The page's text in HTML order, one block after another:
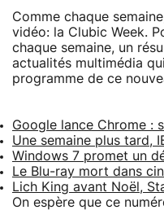
Comme chaque
vidéo: la Clubic Week.
chaque semaine, un
actualités multimédia
programme de ce
Google lance Chrome :
Une semaine plus tard,
Windows 7 promet un
Le Blu-ray mort dans
Lich King avant Noël,
On espère que ce